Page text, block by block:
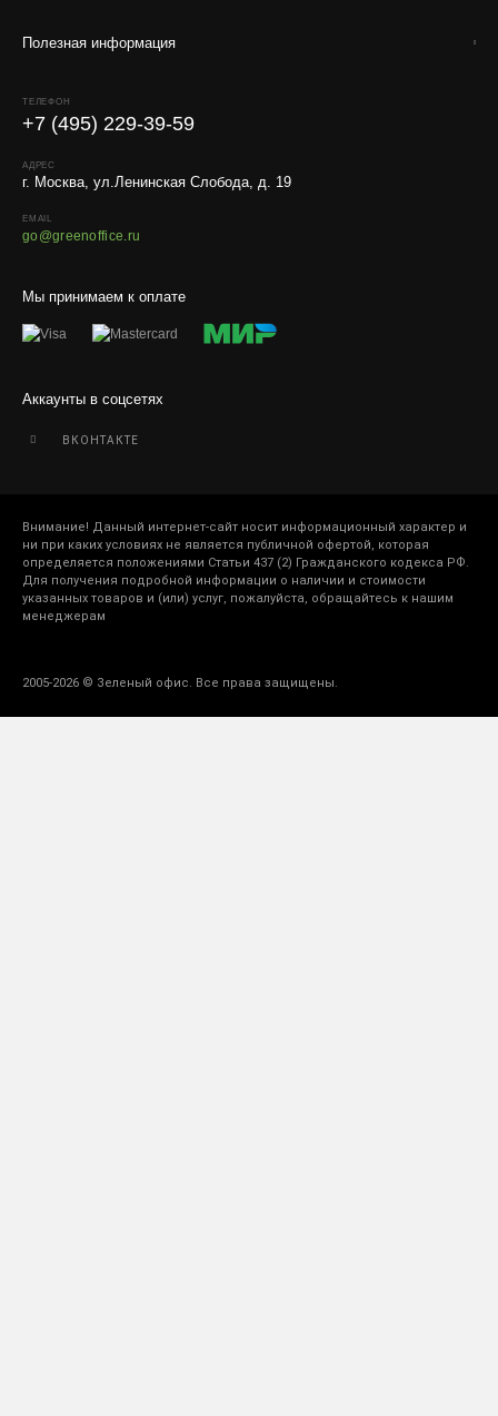
Полезная информация
Мы принимаем к оплате
Аккаунты в соцсетях
ВКОНТАКТЕ
ТЕЛЕФОН
+7 (495) 229-39-59
АДРЕС
г. Москва, ул.Ленинская Слобода, д. 19
EMAIL
go@greenoffice.ru
Внимание! Данный интернет-сайт носит информационный характер и
ни при каких условиях не является публичной офертой, которая
определяется положениями Статьи 437 (2) Гражданского кодекса РФ.
Для получения подробной информации о наличии и стоимости
указанных товаров и (или) услуг, пожалуйста, обращайтесь к нашим
менеджерам
2005-2026 © Зеленый офис. Все права защищены.